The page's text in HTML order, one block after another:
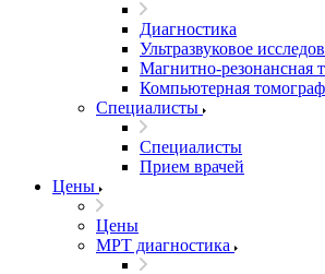
Диагностика
Ультразвуковое
Магнитно-резонансная
Компьютерная
Специалисты
Специалисты
Прием врачей
Цены
Цены
МРТ диагностика